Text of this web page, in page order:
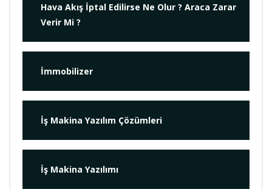
Hava Akış İptal Edilirse Ne Olur ? Araca Zarar
Verir Mi ?
İmmobilizer
İş Makina Yazılım Çözümleri
İş Makina Yazılımı